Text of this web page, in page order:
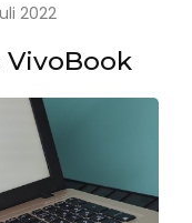
Jahressicherung
2022
VivoBook